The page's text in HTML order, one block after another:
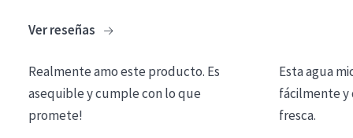
Limpieza
COLECCIÓN
Ver reseñas
Realmente amo este producto. Es
asequible y cumple con lo que
promete!
Esta agua
fácilmente y
fresca.